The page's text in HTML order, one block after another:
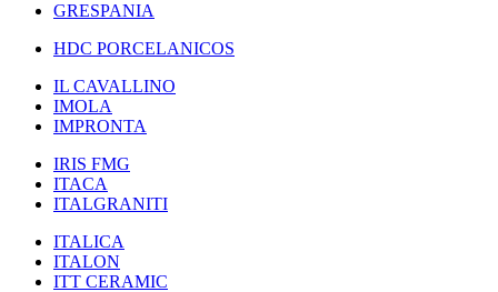
GRESPANIA
HDC PORCELANICOS
IL CAVALLINO
IMOLA
IMPRONTA
IRIS FMG
ITACA
ITALGRANITI
ITALICA
ITALON
ITT CERAMIC